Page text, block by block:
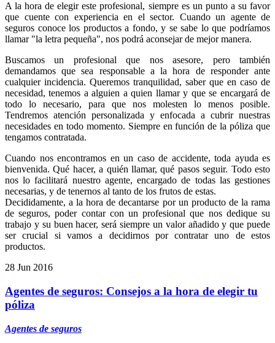
A la hora de elegir este profesional, siempre es un punto a su favor
que cuente con experiencia en el sector. Cuando un agente de
seguros conoce los productos a fondo, y se sabe lo que podríamos
llamar "la letra pequeña", nos podrá aconsejar de mejor manera.
Buscamos un profesional que nos asesore, pero también
demandamos que sea responsable a la hora de responder ante
cualquier incidencia. Queremos tranquilidad, saber que en caso de
necesidad, tenemos a alguien a quien llamar y que se encargará de
todo lo necesario, para que nos molesten lo menos posible.
Tendremos atención personalizada y enfocada a cubrir nuestras
necesidades en todo momento. Siempre en función de la póliza que
tengamos contratada.
Cuando nos encontramos en un caso de accidente, toda ayuda es
bienvenida. Qué hacer, a quién llamar, qué pasos seguir. Todo esto
nos lo facilitará nuestro agente, encargado de todas las gestiones
necesarias, y de tenernos al tanto de los frutos de estas.
Decididamente, a la hora de decantarse por un producto de la rama
de seguros, poder contar con un profesional que nos dedique su
trabajo y su buen hacer, será siempre un valor añadido y que puede
ser crucial si vamos a decidirnos por contratar uno de estos
productos.
28 Jun 2016
Agentes de seguros: Consejos a la hora de elegir tu
póliza
Agentes de seguros